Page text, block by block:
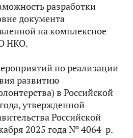
разработки
документа
на комплексное
НКО.
по реализации
развитию
в Российской
утвержденной
Российской
2025 года № 4064-р.